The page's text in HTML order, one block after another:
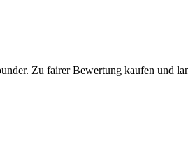
Zu fairer Bewertung kaufen und